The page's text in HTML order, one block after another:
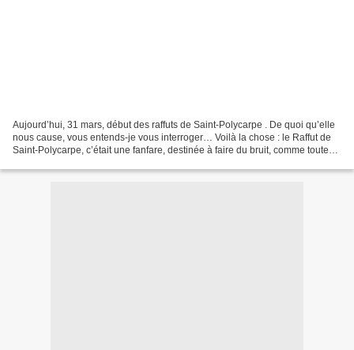
Aujourd’hui, 31 mars, début des raffuts de Saint-Polycarpe . De quoi qu’elle
nous cause, vous entends-je vous interroger… Voilà la chose : le Raffut de
Saint-Polycarpe, c’était une fanfare, destinée à faire du bruit, comme toutes